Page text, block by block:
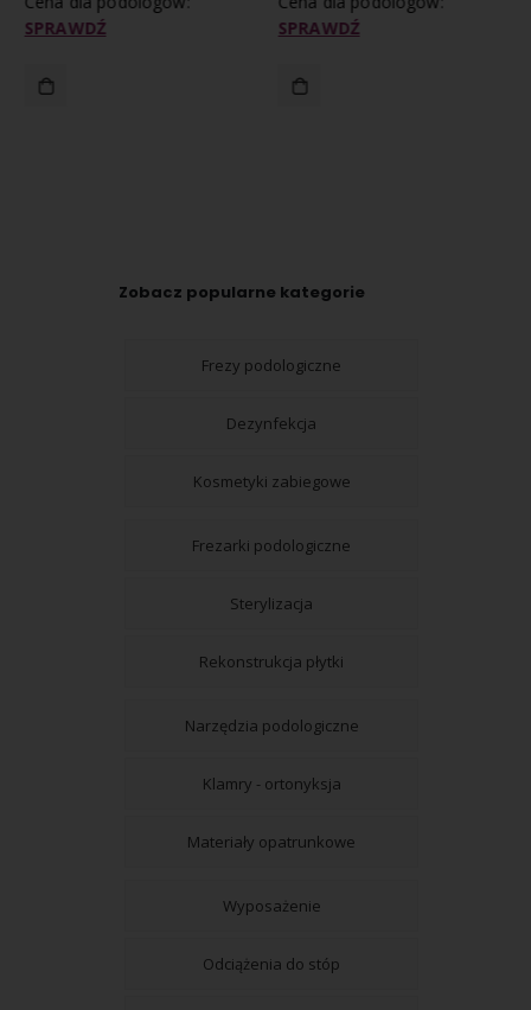
SPRAWDŹ
SPRAWDŹ
Zobacz popularne kategorie
Frezy podologiczne
Dezynfekcja
Kosmetyki zabiegowe
Frezarki podologiczne
Sterylizacja
Rekonstrukcja płytki
Narzędzia podologiczne
Klamry - ortonyksja
Materiały opatrunkowe
Wyposażenie
Odciążenia do stóp